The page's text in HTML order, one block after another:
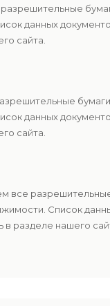
данных
сайта.
данных
сайта.
все
Список
разделе нашего